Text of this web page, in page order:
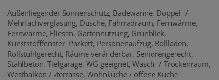
Außenliegender Sonnenschutz Badewanne Doppel- /
Mehrfachverglasung Dusche Fahrradraum Fernwärme
Fernwärme Fliesen Gartennutzung Grünblick
Kunststofffenster Parkett Personenaufzug Rollladen
Rollstuhlgerecht Räume veränderbar Seniorengerecht
Stahlbeton Tiefgarage WG geeignet Wasch- / Trockenraum
Westbalkon / -terrasse Wohnküche / offene Küche